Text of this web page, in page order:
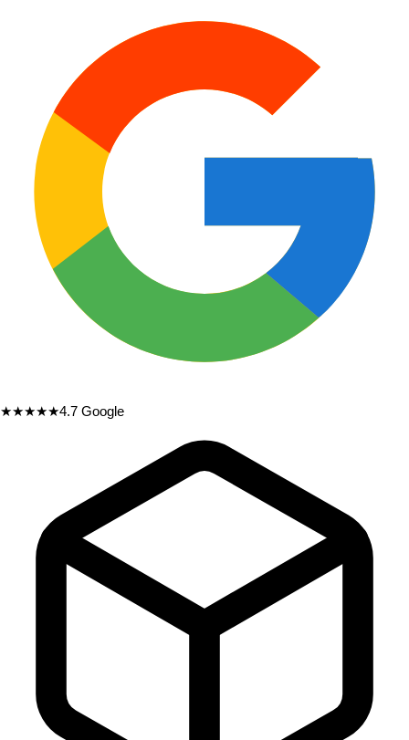
★★★★★4.7 Google